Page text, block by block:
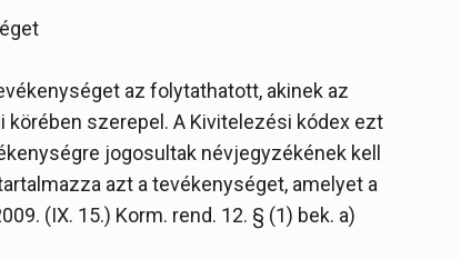
az folytathatott, akinek az
szerepel. A Kivitelezési kódex ezt
jogosultak névjegyzékének kell
azt a tevékenységet, amelyet a
(IX. 15.) Korm. rend. 12. § (1) bek. a)